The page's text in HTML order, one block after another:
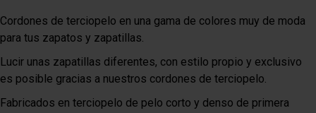
Cordones de terciopelo en una gama de colores muy de moda
para tus zapatos y zapatillas.
Lucir unas zapatillas diferentes, con estilo propio y exclusivo
es posible gracias a nuestros cordones de terciopelo.
Fabricados en terciopelo de pelo corto y denso de primera